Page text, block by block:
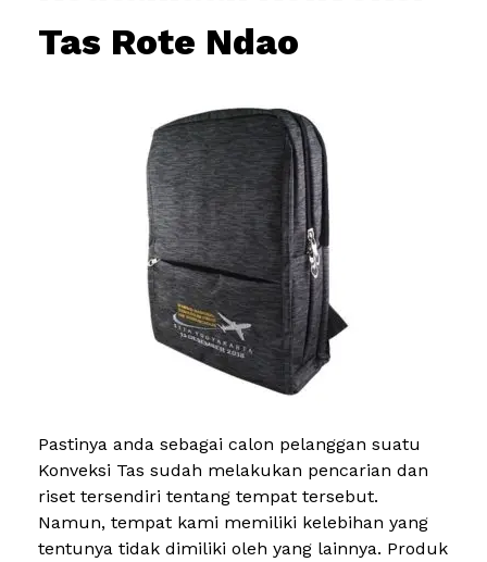
Tas Rote Ndao
Pastinya anda sebagai calon pelanggan suatu
Konveksi Tas sudah melakukan pencarian dan
riset tersendiri tentang tempat tersebut.
Namun, tempat kami memiliki kelebihan yang
tentunya tidak dimiliki oleh yang lainnya. Produk